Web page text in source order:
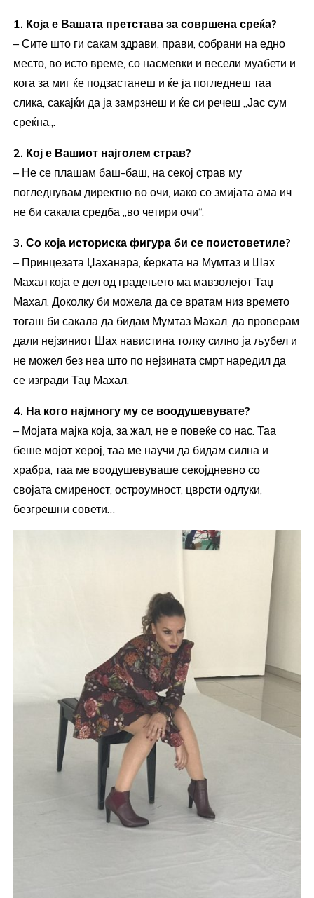
1. Која е Вашата претстава за совршена среќа?
– Сите што ги сакам здрави, прави, собрани на едно
место, во исто време, со насмевки и весели муабети и
кога за миг ќе подзастанеш и ќе ја погледнеш таа
слика, сакајќи да ја замрзнеш и ќе си речеш ,,Јас сум
среќна,,.
2. Кој е Вашиот најголем страв?
– Не се плашам баш-баш, на секој страв му
погледнувам директно во очи, иако со змијата ама ич
не би сакала средба „во четири очи“.
3. Со која историска фигура би се поистоветиле?
– Принцезата Џаханара, ќерката на Мумтаз и Шах
Махал која е дел од градењето ма мавзолејот Таџ
Махал. Доколку би можела да се вратам низ времето
тогаш би сакала да бидам Мумтаз Махал, да проверам
дали нејзиниот Шах навистина толку силно ја љубел и
не можел без неа што по нејзината смрт наредил да
се изгради Таџ Махал.
4. На кого најмногу му се воодушевувате?
– Мојата мајка која, за жал, не е повеќе со нас. Таа
беше мојот херој, таа ме научи да бидам силна и
храбра, таа ме воодушевуваше секојдневно со
својата смиреност, остроумност, цврсти одлуки,
безгрешни совети…